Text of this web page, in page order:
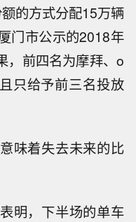
的方式分配15万辆
门市公示的2018年
，前四名为摩拜、o
只给予前三名投放
味着失去未来的比
明，下半场的单车